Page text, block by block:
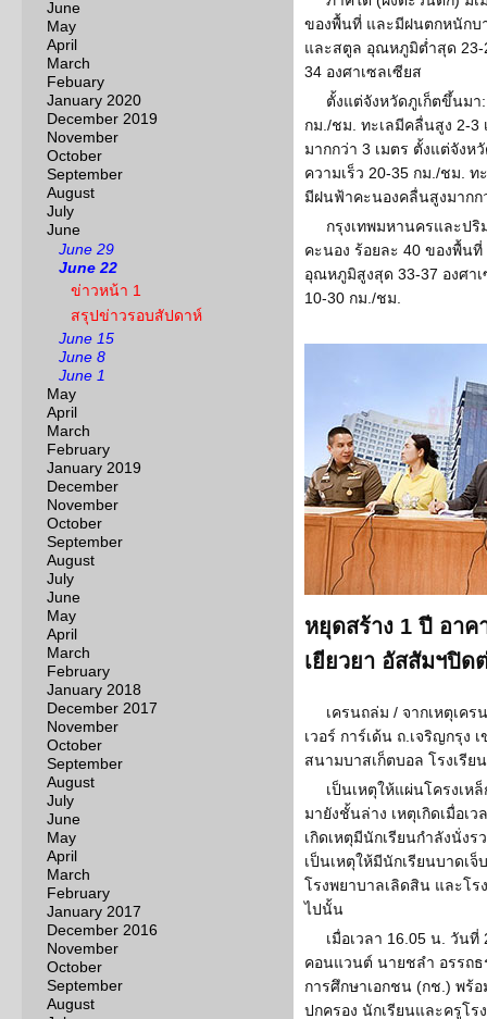
June
May
April
March
Febuary
January 2020
December 2019
November
October
September
August
July
June
June 29
June 22
ข่าวหน้า 1
สรุปข่าวรอบสัปดาห์
June 15
June 8
June 1
May
April
March
February
January 2019
December
November
October
September
August
July
June
May
April
March
February
January 2018
December 2017
November
October
September
August
July
June
May
April
March
February
January 2017
December 2016
November
October
September
August
ของพื้นที่ และมีฝนตกหนักบ
และสตูล อุณหภูมิต่ำสุด 23-
34 องศาเซลเซียส
ตั้งแต่จังหวัดภูเก็ตขึ้นมา
กม./ชม. ทะเลมีคลื่นสูง 2-
มากกว่า 3 เมตร ตั้งแต่จังห
ความเร็ว 20-35 กม./ชม.
มีฝนฟ้าคะนองคลื่นสูงมากก
กรุงเทพมหานครและป
คะนอง ร้อยละ 40 ของพื้น
อุณหภูมิสูงสุด 33-37 องศา
10-30 กม./ชม.
หยุดสร้าง 1 ปี อา
เยียวยา อัสสัมฯปิด
เครนถล่ม / จากเหตุเค
เวอร์ การ์เด้น ถ.เจริญกรุง
สนามบาสเก็ตบอล โรงเรี
เป็นเหตุให้แผ่นโครงเห
มายังชั้นล่าง เหตุเกิดเมื่อเ
เกิดเหตุมีนักเรียนกำลังนั่ง
เป็นเหตุให้มีนักเรียนบาดเ
โรงพยาบาลเลิดสิน และโ
ไปนั้น
เมื่อเวลา 16.05 น. วัน
คอนแวนต์ นายชลำ อรรถธ
การศึกษาเอกชน (กช.) พร้
ปกครอง นักเรียนและครูโ